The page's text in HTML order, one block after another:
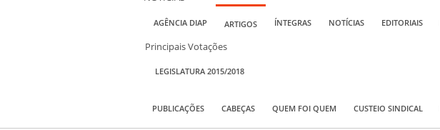
AGÊNCIA DIAP ARTIGOS ÍNTEGRAS NOTÍCIAS EDITORIAIS
Principais Votações
LEGISLATURA 2015/2018
PUBLICAÇÕES CABEÇAS QUEM FOI QUEM CUSTEIO SINDICAL